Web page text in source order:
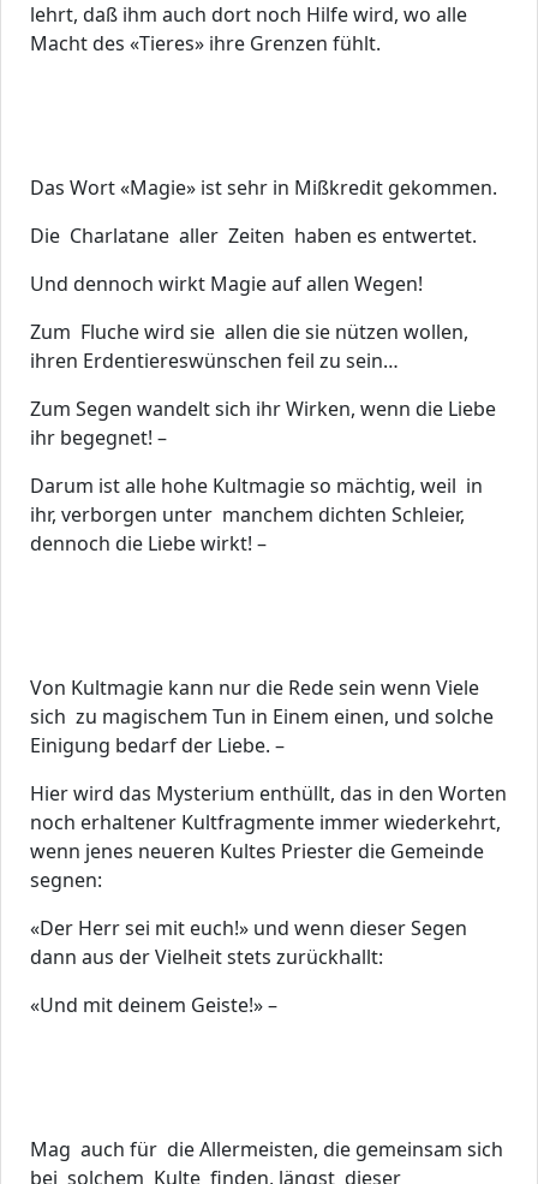
lehrt, daß ihm auch dort noch Hilfe wird, wo alle
Macht des «Tieres» ihre Grenzen fühlt.
Das Wort «Magie» ist sehr in Mißkredit gekommen.
Die Charlatane aller Zeiten haben es entwertet.
Und dennoch wirkt Magie auf allen Wegen!
Zum Fluche wird sie allen die sie nützen wollen,
ihren Erdentiereswünschen feil zu sein…
Zum Segen wandelt sich ihr Wirken, wenn die Liebe
ihr begegnet! –
Darum ist alle hohe Kultmagie so mächtig, weil in
ihr, verborgen unter manchem dichten Schleier,
dennoch die Liebe wirkt! –
Von Kultmagie kann nur die Rede sein wenn Viele
sich zu magischem Tun in Einem einen, und solche
Einigung bedarf der Liebe. –
Hier wird das Mysterium enthüllt, das in den Worten
noch erhaltener Kultfragmente immer wiederkehrt,
wenn jenes neueren Kultes Priester die Gemeinde
segnen:
«Der Herr sei mit euch!» und wenn dieser Segen
dann aus der Vielheit stets zurückhallt:
«Und mit deinem Geiste!» –
Mag auch für die Allermeisten, die gemeinsam sich
bei solchem Kulte finden, längst dieser